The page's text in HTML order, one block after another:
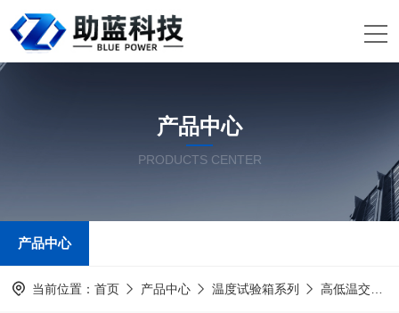
产品中心
PRODUCTS CENTER
产品中心
当前位置： 首页 产品中心 温度试验箱系列 高低温交变湿热试验箱